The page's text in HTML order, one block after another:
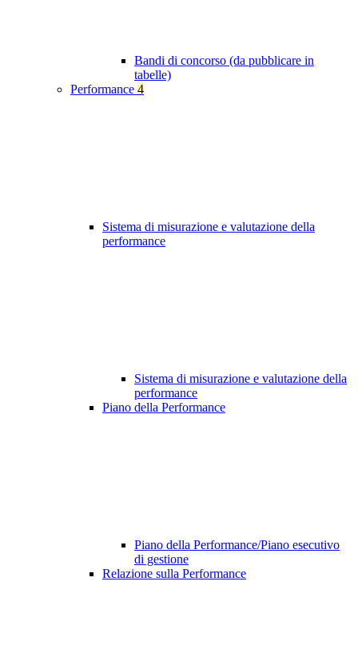
Bandi di concorso (da pubblicare in
tabelle)
Performance 4
Sistema di misurazione e valutazione della
performance
Sistema di misurazione e valutazione della
performance
Piano della Performance
Piano della Performance/Piano esecutivo
di gestione
Relazione sulla Performance